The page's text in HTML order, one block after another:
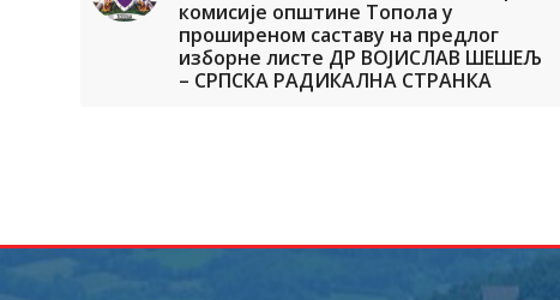
комисије општине Топола у
проширеном саставу на предлог
изборне листе ДР ВОЈИСЛАВ ШЕШЕЉ
– СРПСКА РАДИКАЛНА СТРАНКА